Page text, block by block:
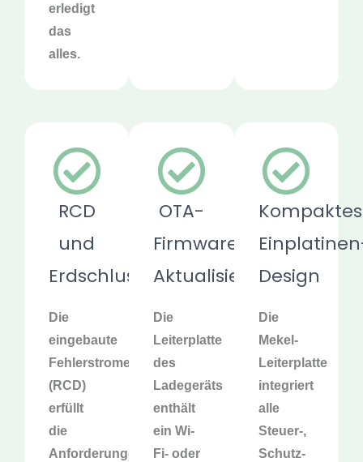
erledigt
das
alles.
RCD
und
Erdschlussschutz
Die
eingebaute
Fehlerstromerkennung
(RCD)
erfüllt
die
Anforderungen
OTA-
Firmware-
Aktualisierungen
Die
Leiterplatte
des
Ladegeräts
enthält
ein Wi-
Fi- oder
Kompaktes
Design
Die
Mekel-
Leiterplatte
integriert
alle
Steuer-,
Schutz-